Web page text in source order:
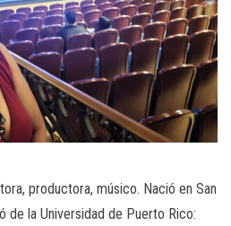
productora, músico. Nació en San
de la Universidad de Puerto Rico: